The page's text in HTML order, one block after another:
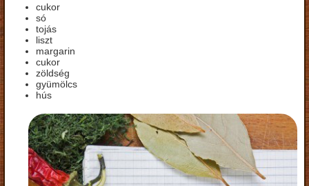
cukor
só
tojás
liszt
margarin
cukor
zöldség
gyümölcs
hús